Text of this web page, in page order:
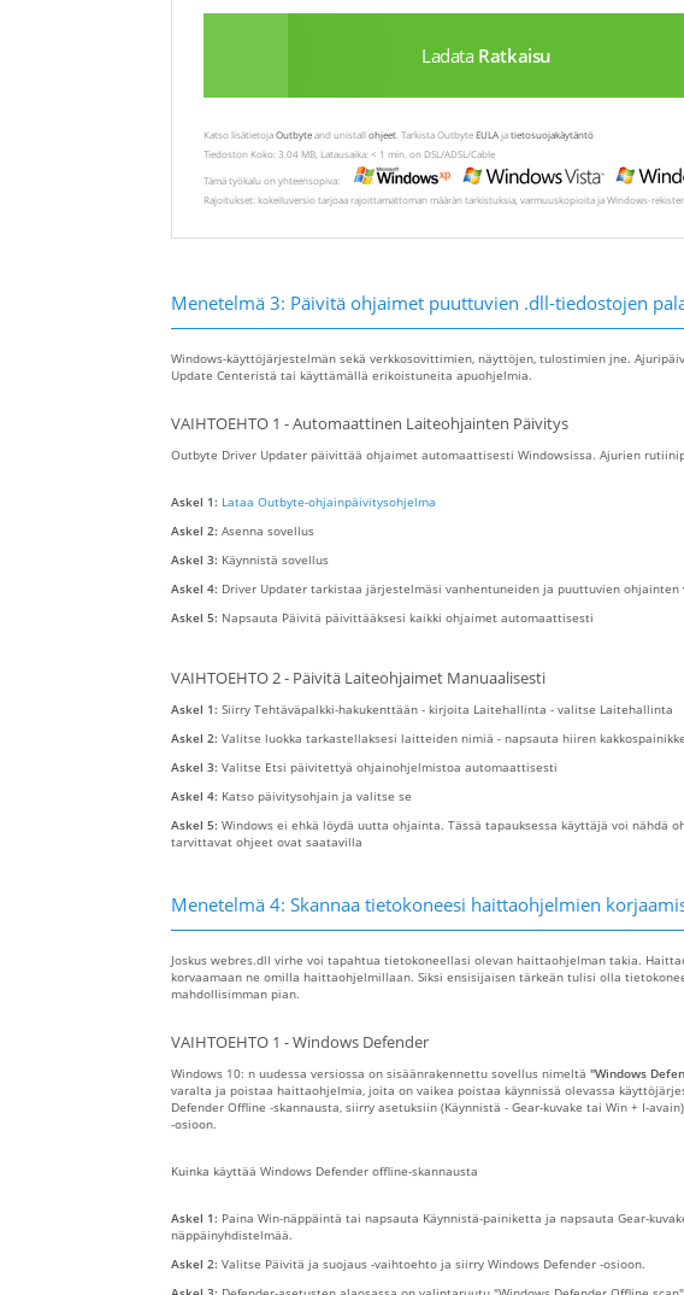
Ladata Ratkaisu
Katso lisätietojaOutbyteand unistallohjeet . Tarkista OutbyteEULAjatietosuojakäytäntö
Tiedoston Koko: 3.04 MB, Latausaika: < 1 min. on DSL/ADSL/Cable
Tämä työkalu on yhteensopiva:
Rajoitukset: kokeiluversio tarjoaa rajoittamattoman määrän tarkistuksia, varmuuskopioita ja Windows-
Menetelmä 3: Päivitä ohjaimet puuttuvien .dll-tiedostojen
Windows-käyttöjärjestelmän sekä verkkosovittimien, näyttöjen, tulostimien jne.
Update Centeristä tai käyttämällä erikoistuneita apuohjelmia.
VAIHTOEHTO 1 - Automaattinen Laiteohjainten Päivitys
Outbyte Driver Updater päivittää ohjaimet automaattisesti Windowsissa. Ajurien
Askel 1: Lataa Outbyte-ohjainpäivitysohjelma
Askel 2: Asenna sovellus
Askel 3: Käynnistä sovellus
Askel 4: Driver Updater tarkistaa järjestelmäsi vanhentuneiden ja puuttuvien ohjainten
Askel 5: Napsauta Päivitä päivittääksesi kaikki ohjaimet automaattisesti
VAIHTOEHTO 2 - Päivitä Laiteohjaimet Manuaalisesti
Askel 1: Siirry Tehtäväpalkki-hakukenttään - kirjoita Laitehallinta - valitse Laitehallinta
Askel 2: Valitse luokka tarkastellaksesi laitteiden nimiä - napsauta hiiren
Askel 3: Valitse Etsi päivitettyä ohjainohjelmistoa automaattisesti
Askel 4: Katso päivitysohjain ja valitse se
Askel 5: Windows ei ehkä löydä uutta ohjainta. Tässä tapauksessa käyttäjä voi nähdä
tarvittavat ohjeet ovat saatavilla
Menetelmä 4: Skannaa tietokoneesi haittaohjelmien
Joskus webres.dll virhe voi tapahtua tietokoneellasi olevan haittaohjelman takia.
korvaamaan ne omilla haittaohjelmillaan. Siksi ensisijaisen tärkeän tulisi olla
mahdollisimman pian.
VAIHTOEHTO 1 - Windows Defender
Windows 10: n uudessa versiossa on sisäänrakennettu sovellus nimeltä "Windows
varalta ja poistaa haittaohjelmia, joita on vaikea poistaa käynnissä olevassa
Defender Offline -skannausta, siirry asetuksiin (Käynnistä - Gear-kuvake tai Win + I-
-osioon.
Kuinka käyttää Windows Defender offline-skannausta
Askel 1: Paina Win-näppäintä tai napsauta Käynnistä-painiketta ja napsauta Gear-
näppäinyhdistelmää.
Askel 2: Valitse Päivitä ja suojaus -vaihtoehto ja siirry Windows Defender -osioon.